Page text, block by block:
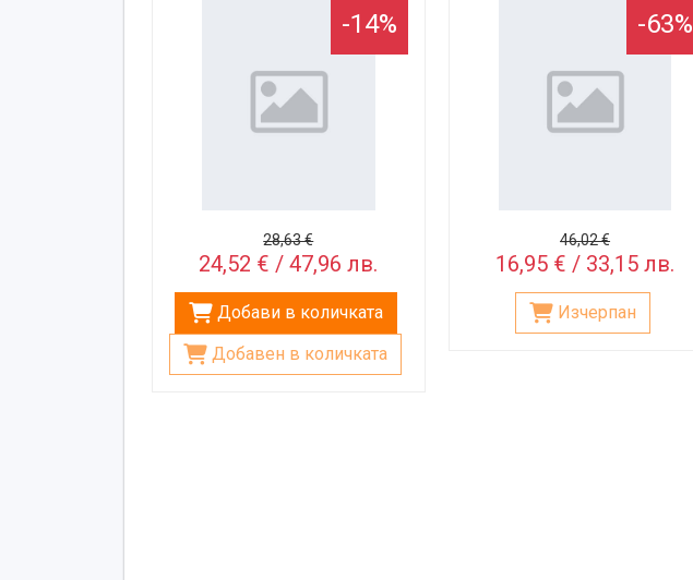
-14%
28,63 €
24,52 € / 47,96 лв.
Добави в количката
Добавен в количката
-63%
46,02 €
16,95 € / 33,15 лв.
Изчерпан